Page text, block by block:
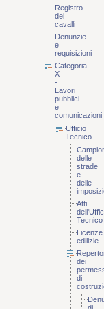
Registro
dei
cavalli
Denunzie
e
requisizioni
Categoria
X
-
Lavori
pubblici
e
comunicazioni
Ufficio
Tecnico
delle
strade
e
delle
Atti
Tecnico
Licenze
edilizie
dei
di